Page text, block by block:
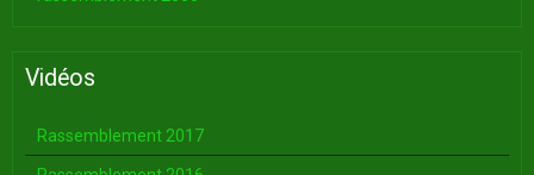
Vidéos
Rassemblement 2017